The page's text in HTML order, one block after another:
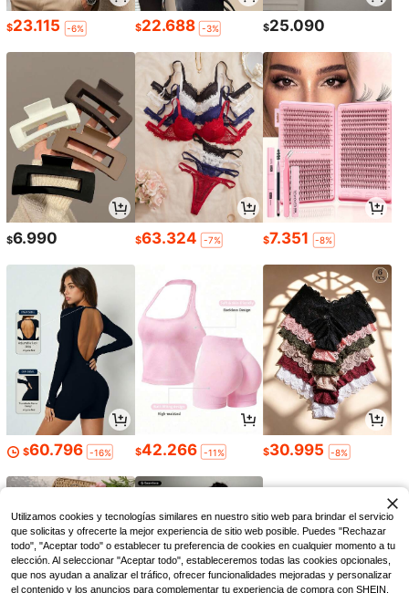
$23.115 -6% $22.688 -3% $25.090
$6.990 $63.324 -7% $7.351 -8%
$60.796 -16% $42.266 -11% $30.995 -8%
Utilizamos cookies y tecnologías similares en nuestro sitio web para brindar el servicio
que solicitas y ofrecerte la mejor experiencia de sitio web posible. Puedes "Rechazar
todo", "Aceptar todo" o establecer tu preferencia de cookies en cualquier momento a tu
elección. Al seleccionar "Aceptar todo", estableceremos todas las cookies opcionales,
que nos ayudan a analizar el tráfico, ofrecer funcionalidades mejoradas y personalizar
el contenido y los anuncios para complementar tu experiencia de compra con SHEIN.